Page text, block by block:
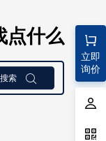
立即
询价
点什么
搜索 